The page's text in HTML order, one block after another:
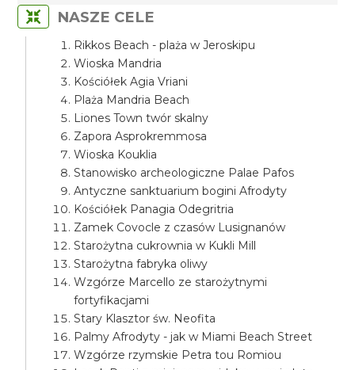
NASZE CELE
Rikkos Beach - plaża w Jeroskipu
Wioska Mandria
Kościółek Agia Vriani
Plaża Mandria Beach
Liones Town twór skalny
Zapora Asprokremmosa
Wioska Kouklia
Stanowisko archeologiczne Palae Pafos
Antyczne sanktuarium bogini Afrodyty
Kościółek Panagia Odegritria
Zamek Covocle z czasów Lusignanów
Starożytna cukrownia w Kukli Mill
Starożytna fabryka oliwy
Wzgórze Marcello ze starożytnymi
fortyfikacjami
Stary Klasztor św. Neofita
Palmy Afrodyty - jak w Miami Beach Street
Wzgórze rzymskie Petra tou Romiou